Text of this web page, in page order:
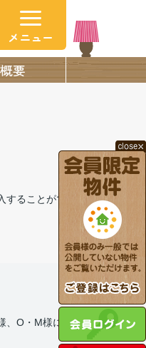
メニュー
要
ることがで
O・M様に